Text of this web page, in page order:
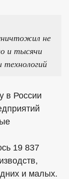
не
и тысячи
технологий
в России
19 837
и малых.